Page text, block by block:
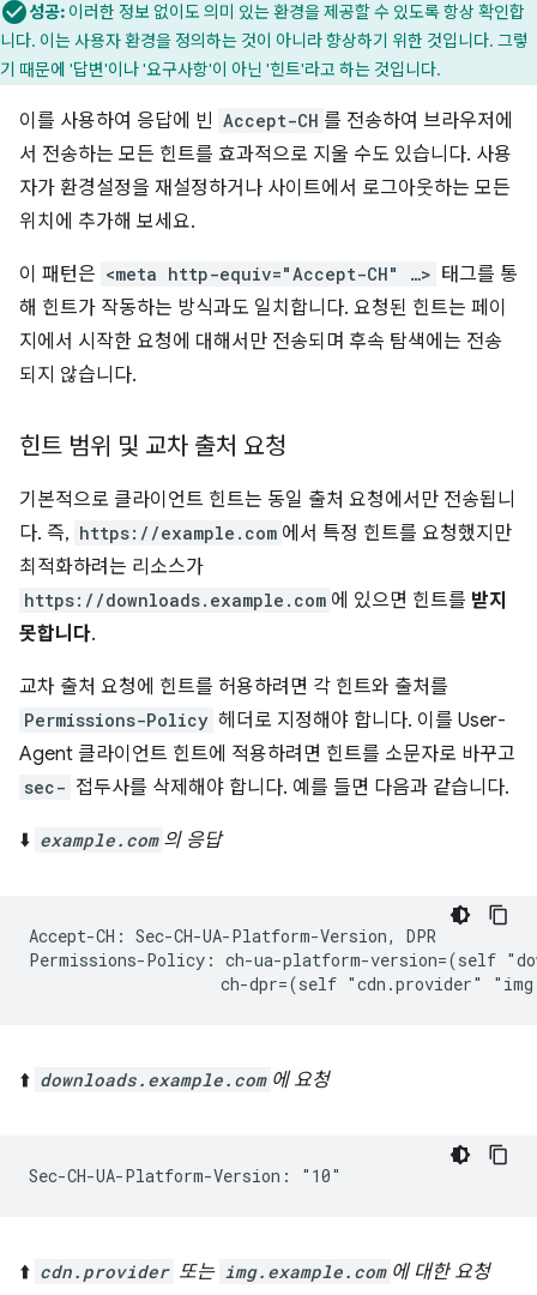
성공: 이러한 정보 없이도 의미 있는 환경을 제공할 수 있도록 항상 확인합
니다. 이는 사용자 환경을 정의하는 것이 아니라 향상하기 위한 것입니다. 그렇
기 때문에 '답변'이나 '요구사항'이 아닌 '힌트'라고 하는 것입니다.
이를 사용하여 응답에 빈 Accept-CH 를 전송하여 브라우저에
서 전송하는 모든 힌트를 효과적으로 지울 수도 있습니다. 사용
자가 환경설정을 재설정하거나 사이트에서 로그아웃하는 모든
위치에 추가해 보세요.
이 패턴은 <meta http-equiv="Accept-CH" …> 태그를 통
해 힌트가 작동하는 방식과도 일치합니다. 요청된 힌트는 페이
지에서 시작한 요청에 대해서만 전송되며 후속 탐색에는 전송
되지 않습니다.
힌트 범위 및 교차 출처 요청
기본적으로 클라이언트 힌트는 동일 출처 요청에서만 전송됩니
다. 즉, https://example.com 에서 특정 힌트를 요청했지만
최적화하려는 리소스가
https://downloads.example.com 에 있으면 힌트를 받지
못합니다.
교차 출처 요청에 힌트를 허용하려면 각 힌트와 출처를
Permissions-Policy 헤더로 지정해야 합니다. 이를 User-
Agent 클라이언트 힌트에 적용하려면 힌트를 소문자로 바꾸고
sec- 접두사를 삭제해야 합니다. 예를 들면 다음과 같습니다.
⬇️ example.com 의 응답
Accept-CH: Sec-CH-UA-Platform-Version, DPR
Permissions-Policy: ch-ua-platform-version=(self
⬆️ downloads.example.com 에 요청
⬆️ cdn.provider 또는 img.example.com 에 대한 요청